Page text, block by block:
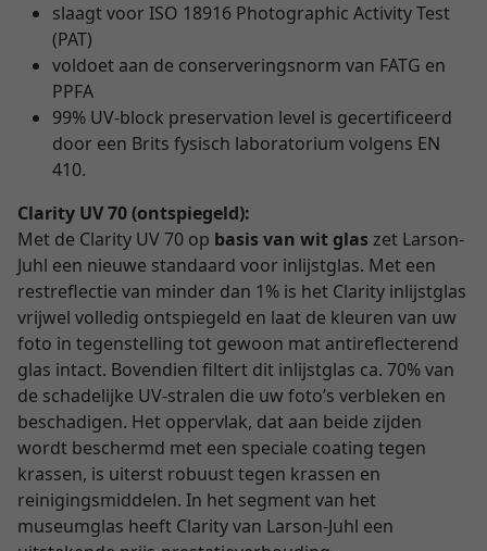
slaagt voor ISO 18916 Photographic Activity Test
(PAT)
voldoet aan de conserveringsnorm van FATG en
PPFA
99% UV-block preservation level is gecertificeerd
door een Brits fysisch laboratorium volgens EN
410.
Clarity UV 70 (ontspiegeld):
Met de Clarity UV 70 op basis van wit glaszet Larson-
Juhl een nieuwe standaard voor inlijstglas. Met een
restreflectie van minder dan 1% is het Clarity inlijstglas
vrijwel volledig ontspiegeld en laat de kleuren van uw
foto in tegenstelling tot gewoon mat antireflecterend
glas intact. Bovendien filtert dit inlijstglas ca. 70% van
de schadelijke UV-stralen die uw foto’s verbleken en
beschadigen. Het oppervlak, dat aan beide zijden
wordt beschermd met een speciale coating tegen
krassen, is uiterst robuust tegen krassen en
reinigingsmiddelen. In het segment van het
museumglas heeft Clarity van Larson-Juhl een